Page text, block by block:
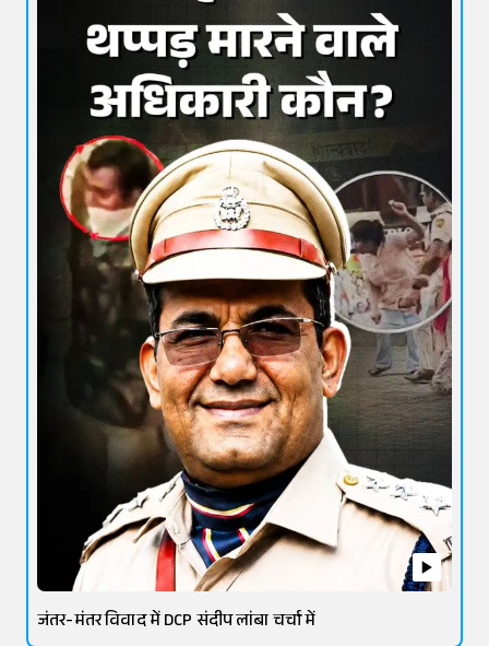
जंतर-मंतर विवाद में DCP संदीप लांबा चर्चा में